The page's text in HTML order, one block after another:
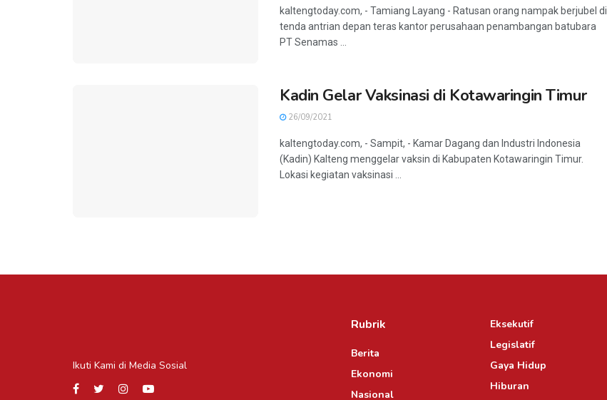
kaltengtoday.com, - Tamiang Layang - Ratusan orang nampak berjubel di
tenda antrian depan teras kantor perusahaan penambangan batubara
PT Senamas ...
Kadin Gelar Vaksinasi di Kotawaringin Timur
26/09/2021
kaltengtoday.com, - Sampit, - Kamar Dagang dan Industri Indonesia
(Kadin) Kalteng menggelar vaksin di Kabupaten Kotawaringin Timur.
Lokasi kegiatan vaksinasi ...
Ikuti Kami di Media Sosial
Rubrik
Berita
Ekonomi
Nasional
Eksekutif
Legislatif
Gaya Hidup
Hiburan